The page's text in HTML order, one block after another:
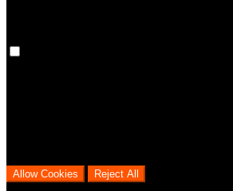
Allow Cookies Reject All